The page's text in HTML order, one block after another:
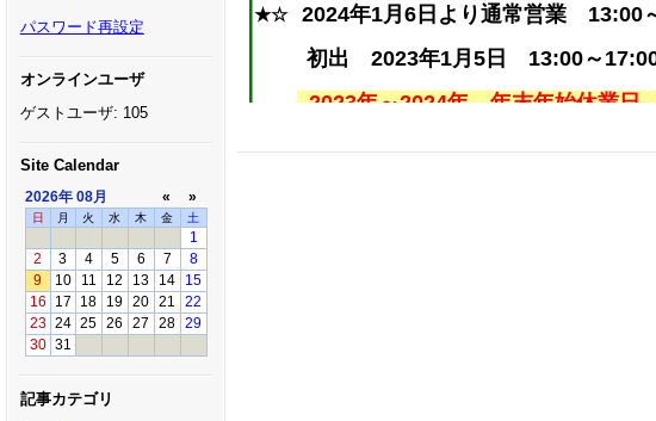
パスワード再設定
オンラインユーザ
ゲストユーザ: 105
Site Calendar
2026年 08月 « »
日 月 火 水 木 金 土
1
2
3 4 5 6 7
8
9
10 11 12 13 14
15
16
17 18 19 20 21
22
23
24 25 26 27 28
29
30
31
記事カテゴリ
★☆
2024年1月6日より通常営業 13:00
初出 2023年1月5日 13:00～
2023年～2024年 年末年始休業日